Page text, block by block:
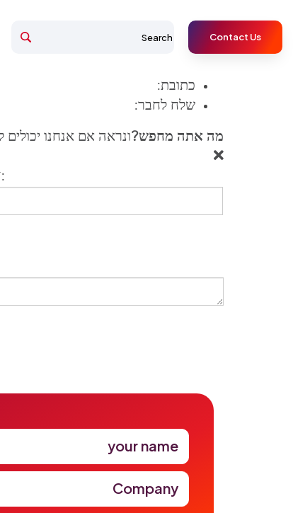
Contact Us
pool
כתובת:
שלח לחבר:
מה אתה מחפש?ונראה אם אנחנו יכולים
ALM & Agile
your name
Company